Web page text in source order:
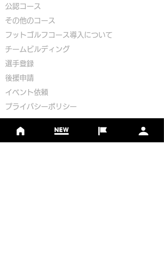
公認コース
​その他のコース
​ フットゴルフコース導入について
​チームビルディング
選手登録​
​後援申請
​イベント依頼
プライバシーポリシー